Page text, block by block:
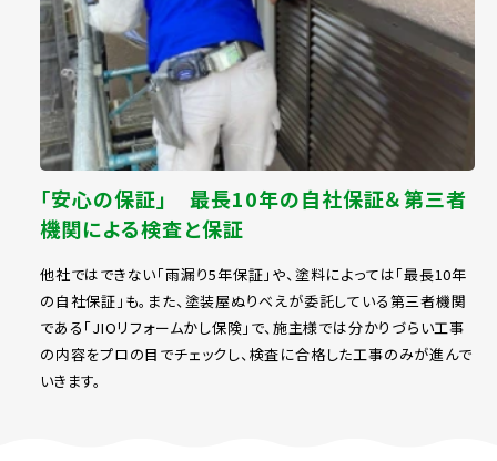
「安心の保証」 最長10年の自社保証＆第三者
機関による検査と保証
他社ではできない「雨漏り5年保証」や、塗料によっては「最長10年
の自社保証」も。また、塗装屋ぬりべえが委託している第三者機関
である「JIOリフォームかし保険」で、施主様では分かりづらい工事
の内容をプロの目でチェックし、検査に合格した工事のみが進んで
いきます。